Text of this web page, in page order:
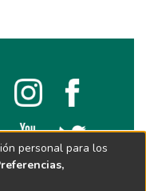
personal para los